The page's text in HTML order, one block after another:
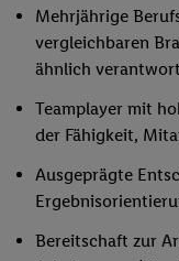
Mehrjährige
vergleichbaren
ähnlich
Teamplayer mit
der Fähigkeit,
Ausgeprägte
Bereitschaft zur